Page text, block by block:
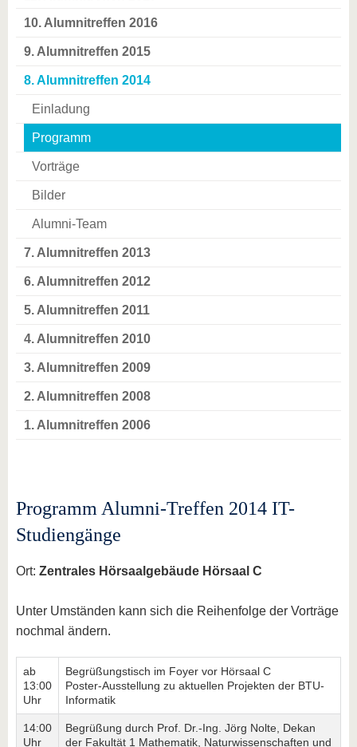
10. Alumnitreffen 2016
9. Alumnitreffen 2015
8. Alumnitreffen 2014
Einladung
Programm
Vorträge
Bilder
Alumni-Team
7. Alumnitreffen 2013
6. Alumnitreffen 2012
5. Alumnitreffen 2011
4. Alumnitreffen 2010
3. Alumnitreffen 2009
2. Alumnitreffen 2008
1. Alumnitreffen 2006
Programm Alumni-Treffen 2014 IT-
Studiengänge
Ort: Zentrales Hörsaalgebäude Hörsaal C
Unter Umständen kann sich die Reihenfolge der Vorträge
nochmal ändern.
ab
13:00
Uhr
Begrüßungstisch im Foyer vor Hörsaal C
Poster-Ausstellung zu aktuellen Projekten der BTU-
Informatik
14:00
Uhr
Begrüßung durch Prof. Dr.-Ing. Jörg Nolte, Dekan
der Fakultät 1 Mathematik, Naturwissenschaften und